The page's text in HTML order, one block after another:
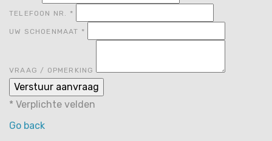
TELEFOON NR. *
UW SCHOENMAAT *
VRAAG / OPMERKING
* Verplichte velden
Go back